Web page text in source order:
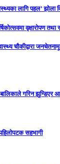
लागि पहल’ झोला
वृक्षारोपण
चौकीद्वारा
गरिन झुन्डिएर
सहभागी